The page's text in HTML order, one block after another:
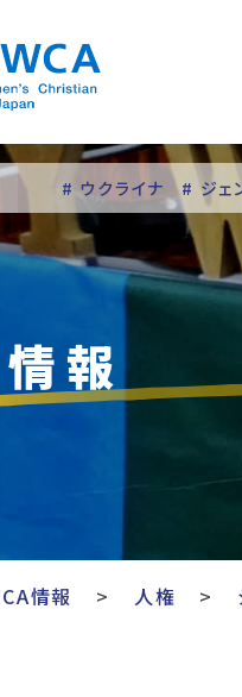
# ウクライナ # ジェ
# 若い女性のリーダ
報
情報 人権